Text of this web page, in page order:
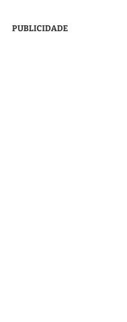
PUBLICIDADE